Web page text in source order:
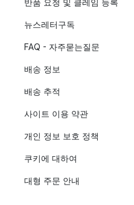
반품 요청 및 클레임 등록
뉴스레터구독
FAQ - 자주묻는질문
배송 정보
배송 추적
사이트 이용 약관
개인 정보 보호 정책
쿠키에 대하여
대형 주문 안내